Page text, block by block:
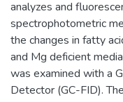
analyzes and
spectrophotometric
the changes in fatty
and Mg deficient
was examined with a
Detector (GC-FID).